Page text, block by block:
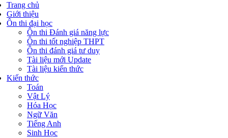
Trang chủ
Giới thiệu
Ôn thi đại học
Ôn thi Đánh giá năng lực
Ôn thi tốt nghiệp THPT
Ôn thi đánh giá tư duy
Tài liệu mới Update
Tài liệu kiến thức
Kiến thức
Toán
Vật Lý
Hóa Học
Ngữ Văn
Tiếng Anh
Sinh Học